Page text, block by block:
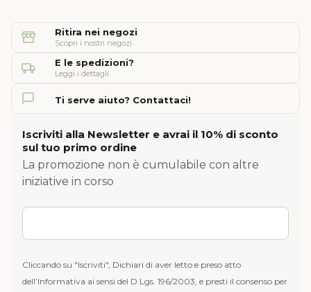
Ritira nei negozi
Scopri i nostri negozi
E le spedizioni?
Leggi i dettagli
Ti serve aiuto? Contattaci!
Iscriviti alla Newsletter e avrai il 10% di sconto
sul tuo primo ordine
La promozione non è cumulabile con altre
iniziative in corso
Cliccando su "Iscriviti", Dichiari di aver letto e preso atto
dell’Informativa ai sensi del D.Lgs. 196/2003, e presti il consenso per